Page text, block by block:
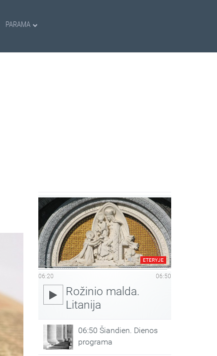
PARAMA
ETERYJE
06:20 06:50
Rožinio malda.
Litanija
06:50 Šiandien. Dienos
programa